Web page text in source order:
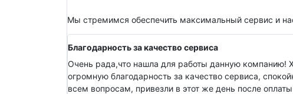
Мы стремимся обеспечить максимальный сервис и
Благодарность за качество сервиса
Очень рада,что нашла для работы данную компанию!
огромную благодарность за качество сервиса,
всем вопросам, привезли в этот же день после